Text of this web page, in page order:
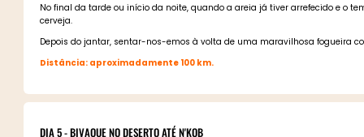
No final da tarde ou início da noite, quando a areia já tiver arrefecido e o
cerveja.
Depois do jantar, sentar-nos-emos à volta de uma maravilhosa fogueira
Distância: aproximadamente 100 km.
DIA 5 - BIVAQUE NO DESERTO ATÉ N'KOB